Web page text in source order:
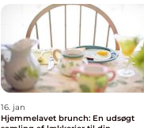
16. jan
Hjemmelavet brunch: En udsøgt